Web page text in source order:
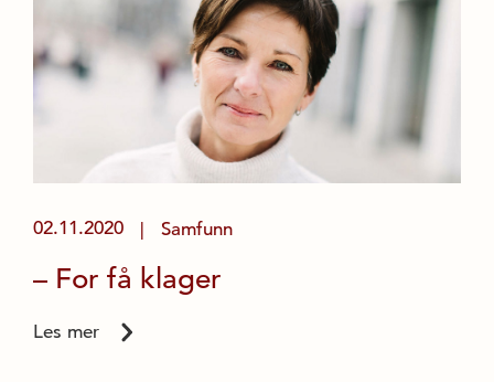
02.11.2020 Samfunn
– For få klager
Les mer